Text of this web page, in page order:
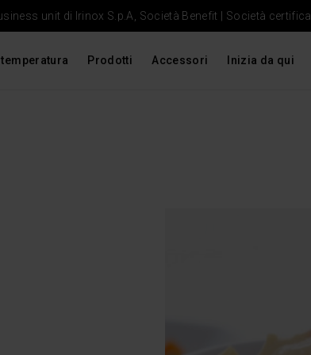
unit di Irinox S.p.A, Società Benefit | Società
Prodotti Accessori Inizia da qui